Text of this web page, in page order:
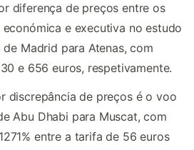
diferença de preços entre os
económica e executiva no estudo
Madrid para Atenas, com
e 656 euros, respetivamente.
discrepância de preços é o voo
Abu Dhabi para Muscat, com
entre a tarifa de 56 euros